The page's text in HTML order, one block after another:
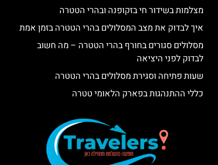
מצלמות בשידור חי בזקופנה ובהרי הטטרה
איך לבדוק את מצב המסלולים בהרי הטטרה בזמן אמת
מסלולים סגורים בחורף בהרי הטטרה – מה חשוב
לבדוק לפני היציאה
שעות פתיחה וסגירת מסלולים בהרי הטטרה
כללי ההתנהגות בפארק הלאומי טטרה